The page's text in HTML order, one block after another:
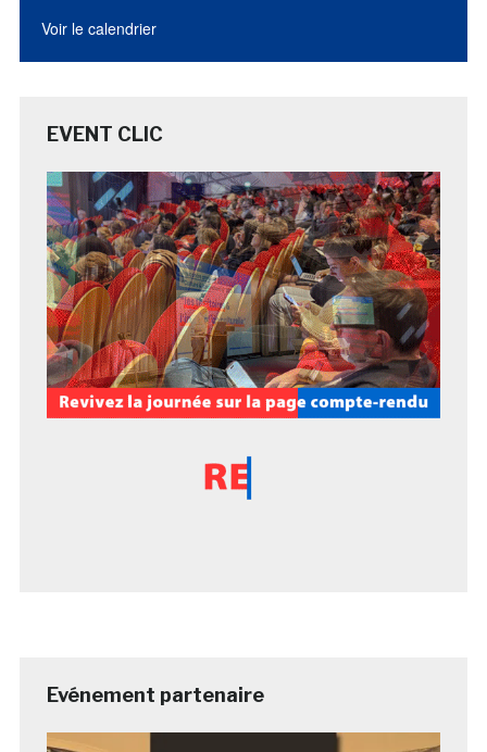
Voir le calendrier
EVENT CLIC
Evénement partenaire